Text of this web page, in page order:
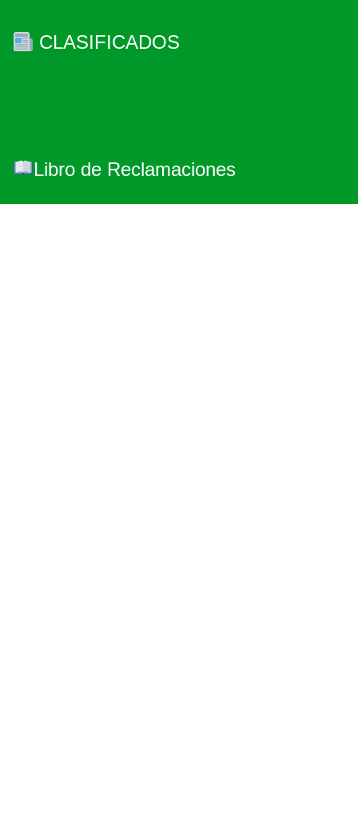
CLASIFICADOS
Libro de Reclamaciones